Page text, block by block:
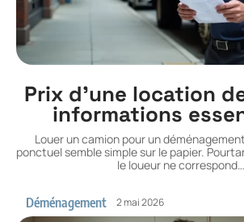
Prix d’une location
informations
Louer un camion pour un
ponctuel semble simple sur le papier.
le loueur ne correspond…
Déménagement 2 mai 2026